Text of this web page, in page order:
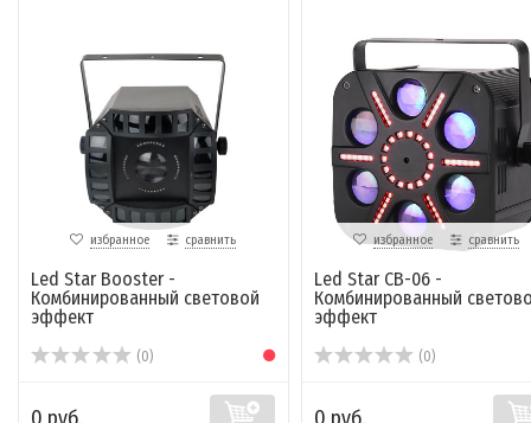
избранное сравнить
Led Star Booster -
Комбинированный световой
эффект
(0)
избранное сравнить
Led Star CB-06 -
Комбинированный
эффект
(0)